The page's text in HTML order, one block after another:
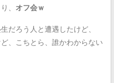
、 オフ会ｗ
だろう人と遭遇したけど、
、こちとら、誰かわからない